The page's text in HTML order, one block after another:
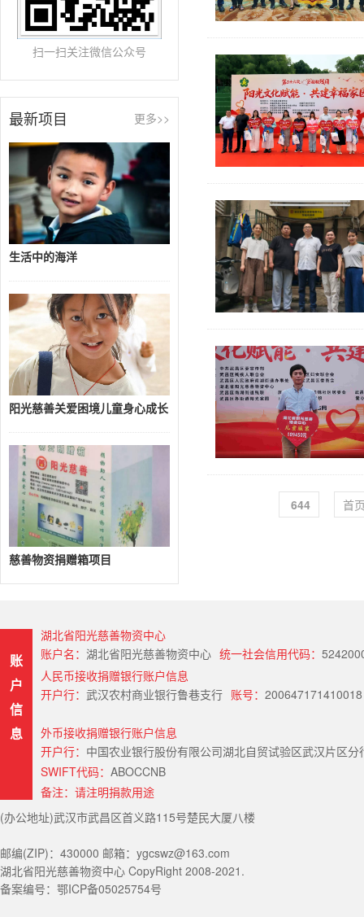
扫一扫关注微信公众号
最新项目 更多>>
生活中的海洋
阳光慈善关爱困境儿童身心成长
慈善物资捐赠箱项目
644 首
账
户
信
息
湖北省阳光慈善物资中心
账户名： 湖北省阳光慈善物资中心 统一社会信用代码：
人民币接收捐赠银行账户信息
开户行： 武汉农村商业银行鲁巷支行 账号： 200647171410018
外币接收捐赠银行账户信息
开户行： 中国农业银行股份有限公司湖北自贸试验区武汉片区
SWIFT代码： ABOCCNB
备注：请注明捐款用途
(办公地址)武汉市武昌区首义路115号楚民大厦八楼
邮编(ZIP)：430000 邮箱：ygcswz@163.com
湖北省阳光慈善物资中心 CopyRight 2008-2021.
备案编号：鄂ICP备05025754号